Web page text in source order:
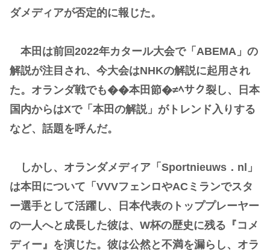
ダメディアが否定的に報じた。
本田は前回2022年カタール大会で「ABEMA」の
解説が注目され、今大会はNHKの解説に起用され
た。オランダ戦でも��本田節�≠ﾍサク裂し、日本
国内からはXで「本田の解説」がトレンド入りする
など、話題を呼んだ。
しかし、オランダメディア「Sportnieuws．nl」
は本田について「VVVフェンロやACミランでスタ
ー選手として活躍し、日本代表のトッププレーヤー
の一人へと成長した彼は、W杯の歴史に残る『コメ
ディー』を演じた。彼は公然と不満を漏らし、オラ